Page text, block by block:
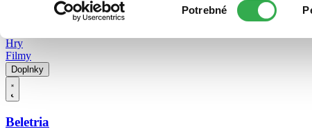
súhlasu
Potrebné
Hry
Filmy
Doplnky
Beletria